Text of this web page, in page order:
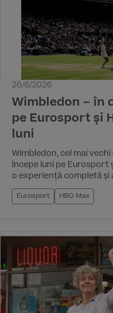
26/6/2026
Wimbledon – în
pe Eurosport și
luni
Wimbledon, cel mai
începe luni pe Eurosport
o experiență completă și
eleganța de la All
Eurosport HBO Max